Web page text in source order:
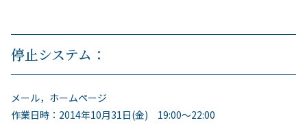
停止システム：
メール，ホームページ
作業日時：2014年10月31日(金) 19:00～22:00